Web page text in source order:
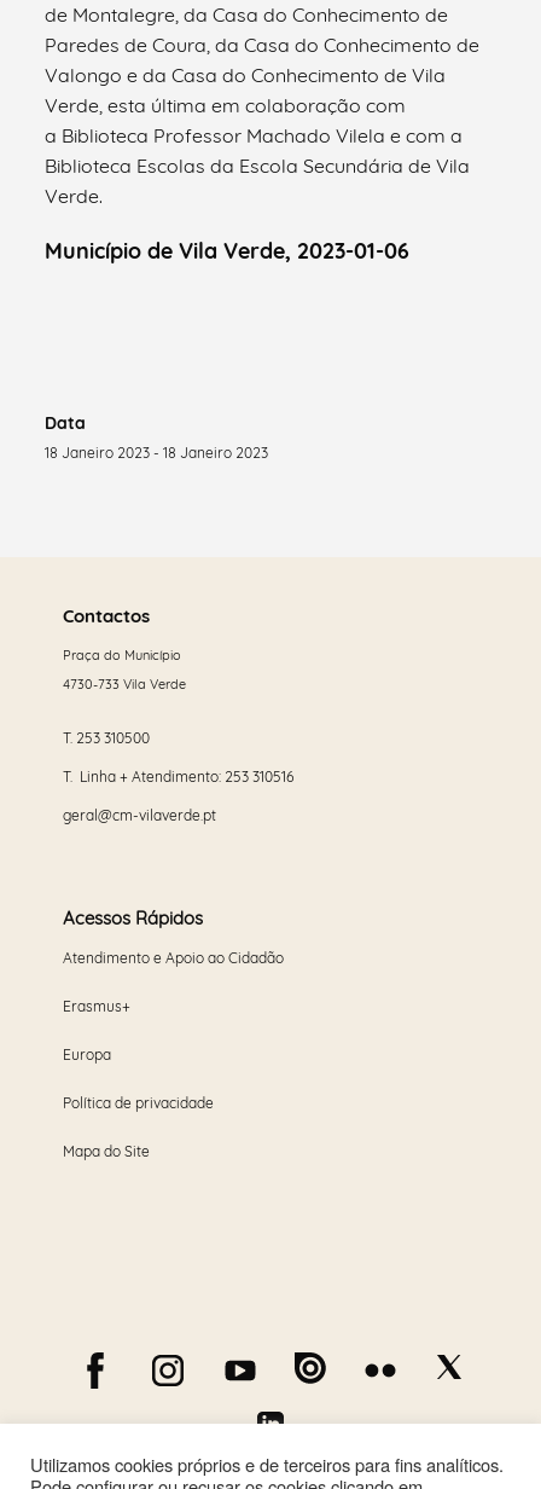
de Montalegre, da Casa do Conhecimento de
Paredes de Coura,da Casa do Conhecimento de
Valongo e da Casa do Conhecimento de Vila
Verde,esta última em colaboração com
a Biblioteca Professor Machado Vilela e com a
Biblioteca Escolas da Escola Secundária de Vila
Verde.
Município de Vila Verde, 2023-01-06
Data
18 Janeiro 2023 - 18 Janeiro 2023
maisContactos
Praça do Município
4730-733 Vila Verde
T. 253 310500
T. Linha + Atendimento: 253 310516
geral@cm-vilaverde.pt
Acessos Rápidos
Atendimento e Apoio ao Cidadão
Erasmus+
Europa
Política de privacidade
Mapa do Site
Utilizamos cookies próprios e de terceiros para fins analíticos.